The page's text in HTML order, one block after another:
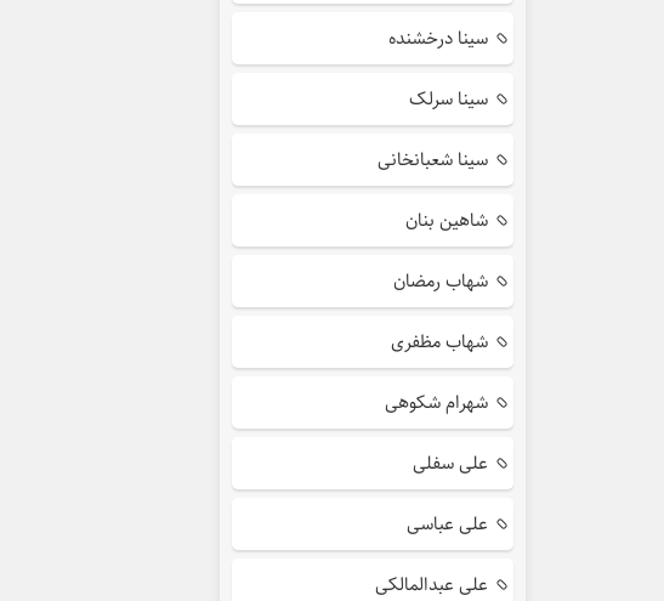
سینا درخشنده
سینا سرلک
سینا شعبانخانی
شاهین بنان
شهاب رمضان
شهاب مظفری
شهرام شکوهی
علی سفلی
علی عباسی
علی عبدالمالکی